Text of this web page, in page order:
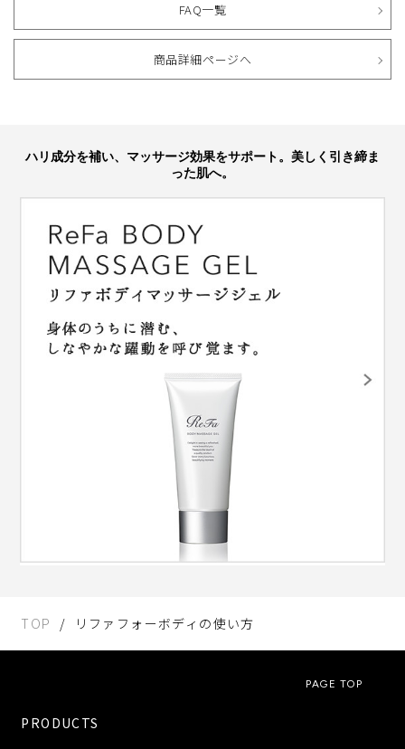
FAQ一覧
商品詳細ページへ
ハリ成分を補い、マッサージ効果をサポート。美しく引き締ま
った肌へ。
TOP リファフォーボディの使い方
PAGE TOP
PRODUCTS